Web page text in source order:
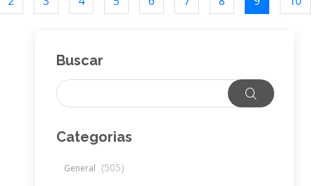
Buscar
Categorias
General (505)